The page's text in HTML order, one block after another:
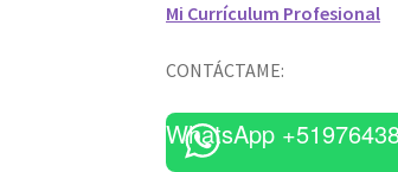
Mi Currículum Profesional
CONTÁCTAME:
WhatsApp